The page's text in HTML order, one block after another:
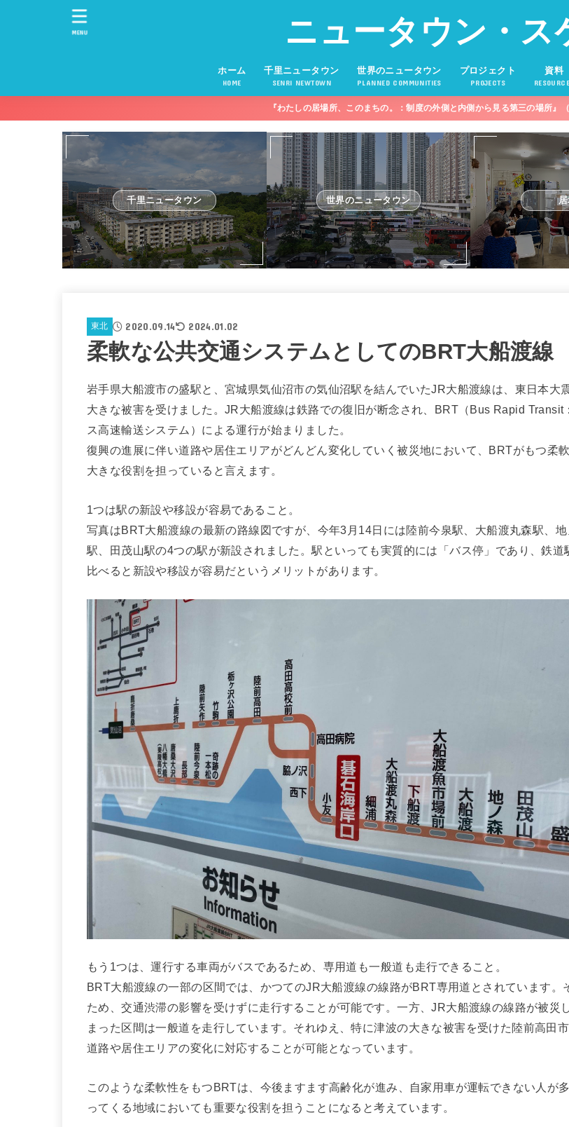
ニュータウン・ス
ホーム
HOME
千里ニュータウン
SENRI NEWTOWN
世界のニュータウン
PLANNED COMMUNITIES
プロジェクト
PROJECTS
資料
MENU
『わたしの居場所、このまちの。：制度の外側と内側から見る第三の場所』
千里ニュータウン 世界のニュータウン
東北 2020.09.14 2024.01.02
柔軟な公共交通システムとしてのBRT大船渡線
岩手県大船渡市の盛駅と、宮城県気仙沼市の気仙沼駅を結んでいたJR大船渡線は、東日本大
大きな被害を受けました。JR大船渡線は鉄路での復旧が断念され、BRT（Bus Rapid Transit
ス高速輸送システム）による運行が始まりました。
復興の進展に伴い道路や居住エリアがどんどん変化していく被災地において、BRTがもつ柔
大きな役割を担っていると言えます。
1つは駅の新設や移設が容易であること。
写真はBRT大船渡線の最新の路線図ですが、今年3月14日には陸前今泉駅、大船渡丸森駅、地
駅、田茂山駅の4つの駅が新設されました。駅といっても実質的には「バス停」であり、鉄道
比べると新設や移設が容易だというメリットがあります。
もう1つは、運行する車両がバスであるため、専用道も一般道も走行できること。
BRT大船渡線の一部の区間では、かつてのJR大船渡線の線路がBRT専用道とされています。
ため、交通渋滞の影響を受けずに走行することが可能です。一方、JR大船渡線の線路が被災
まった区間は一般道を走行しています。それゆえ、特に津波の大きな被害を受けた陸前高田
道路や居住エリアの変化に対応することが可能となっています。
このような柔軟性をもつBRTは、今後ますます高齢化が進み、自家用車が運転できない人が
ってくる地域においても重要な役割を担うことになると考えています。